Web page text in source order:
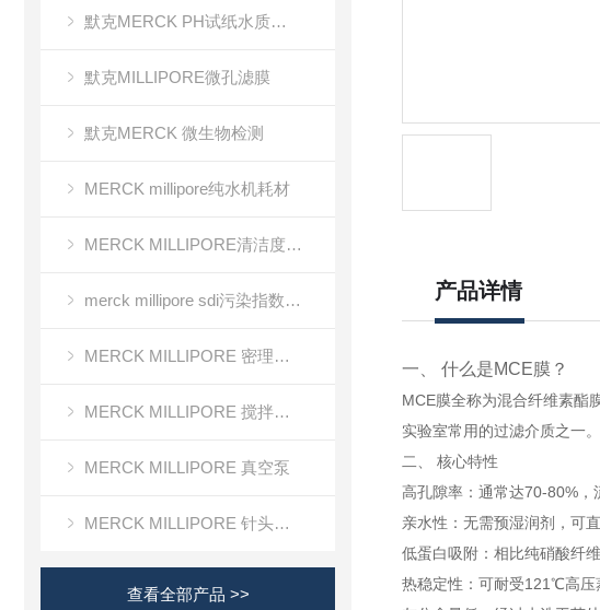
默克MERCK PH试纸水质分析
默克MILLIPORE微孔滤膜
默克MERCK 微生物检测
MERCK millipore纯水机耗材
MERCK MILLIPORE清洁度检测专用膜
merck millipore sdi污染指数检测膜
MERCK MILLIPORE 密理博清洁度检测设备
MERCK MILLIPORE 搅拌式超滤装置超滤杯
MERCK MILLIPORE 真空泵
MERCK MILLIPORE 针头滤器针头式滤器
查看全部产品 >>
产品详情
一、 什么是MCE膜？
MCE膜全称为混合纤维素酯
实验室常用的过滤介质之一。
二、 核心特性
高孔隙率：通常达70-80%，
亲水性：无需预湿润剂，可
低蛋白吸附：相比纯硝酸纤
热稳定性：可耐受121℃高压